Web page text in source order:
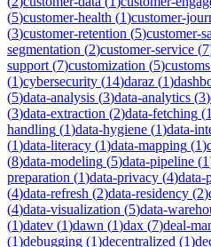
(5)customer-health (1)customer-
(3)customer-retention (5)customer-
segmentation (2)customer-service (7
support (7)customization (5)customs
(1)cybersecurity (14)daraz (1)
(5)data-analysis (3)data-analytics (3)
(3)data-extraction (2)data-fetching (1
handling (1)data-hygiene (1)data-
(1)data-literacy (1)data-mapping (1)
(8)data-modeling (5)data-pipeline (1
preparation (1)data-privacy (4)data-
(4)data-refresh (2)data-residency (2)
(4)data-visualization (5)data-
(1)datev (1)dawn (1)dax (7)deal-
(1)debugging (1)decentralized (1)